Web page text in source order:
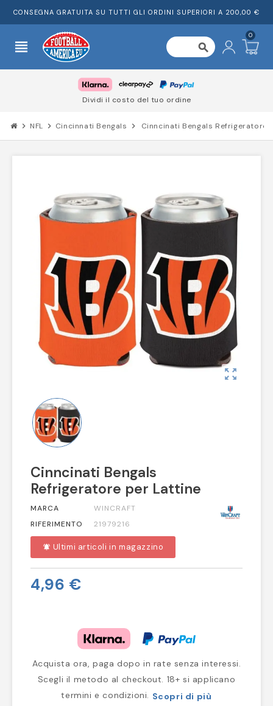
CONSEGNA GRATUITA SU TUTTI GLI ORDINI SUPERIORI A 200,00 €
view_headline search
0
Dividi il costo del tuo ordine
chevron_right NFL chevron_right Cincinnati Bengals chevron_right Cinncinati Bengals Refrigeratore
zoom_out_map
Cinncinati Bengals
Refrigeratore per Lattine
MARCA
WINCRAFT
RIFERIMENTO
21979216
notifications_active Ultimi articoli in magazzino
4,96 €
Acquista ora, paga dopo in rate senza interessi.
Scegli il metodo al checkout. 18+ si applicano
termini e condizioni. Scopri di più